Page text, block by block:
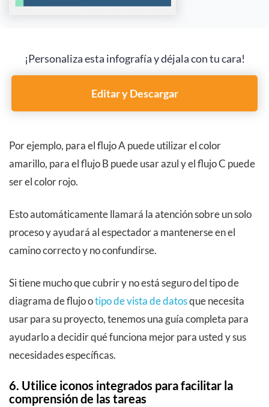
¡Personaliza esta infografía y déjala con tu cara!
Editar y Descargar
Por ejemplo, para el flujo A puede utilizar el color
amarillo, para el flujo B puede usar azul y el flujo C puede
ser el color rojo.
Esto automáticamente llamará la atención sobre un solo
proceso y ayudará al espectador a mantenerse en el
camino correcto y no confundirse.
Si tiene mucho que cubrir y no está seguro del tipo de
diagrama de flujo otipo de vista de datosque necesita
usar para su proyecto, tenemos una guía completa para
ayudarlo a decidir qué funciona mejor para usted y sus
necesidades específicas.
6. Utilice iconos integrados para facilitar la
comprensión de las tareas